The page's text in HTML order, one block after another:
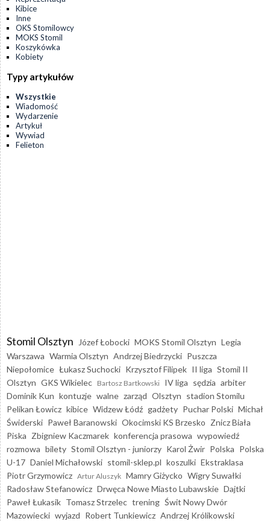
Kibice
Inne
OKS Stomilowcy
MOKS Stomil
Koszykówka
Kobiety
Typy artykułów
Wszystkie
Wiadomość
Wydarzenie
Artykuł
Wywiad
Felieton
Stomil Olsztyn Józef Łobocki MOKS Stomil Olsztyn Legia
Warszawa Warmia Olsztyn Andrzej Biedrzycki Puszcza
Niepołomice Łukasz Suchocki Krzysztof Filipek II liga Stomil II
Olsztyn GKS Wikielec Bartosz Bartkowski IV liga sędzia arbiter
Dominik Kun kontuzje walne zarząd Olsztyn stadion Stomilu
Pelikan Łowicz kibice Widzew Łódź gadżety Puchar Polski Michał
Świderski Paweł Baranowski Okocimski KS Brzesko Znicz Biała
Piska Zbigniew Kaczmarek konferencja prasowa wypowiedź
rozmowa bilety Stomil Olsztyn - juniorzy Karol Żwir Polska Polska
U-17 Daniel Michałowski stomil-sklep.pl koszulki Ekstraklasa
Piotr Grzymowicz Artur Aluszyk Mamry Giżycko Wigry Suwałki
Radosław Stefanowicz Drwęca Nowe Miasto Lubawskie Dajtki
Paweł Łukasik Tomasz Strzelec trening Świt Nowy Dwór
Mazowiecki wyjazd Robert Tunkiewicz Andrzej Królikowski